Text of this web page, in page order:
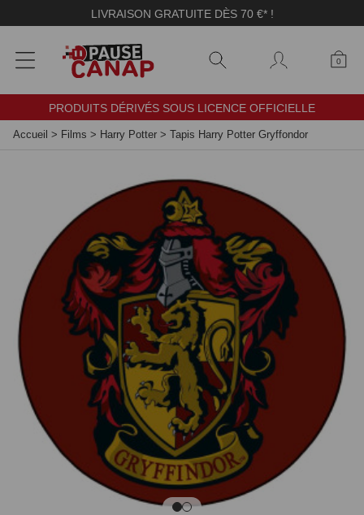
LIVRAISON GRATUITE DÈS 70 €* !
0
PRODUITS DÉRIVÉS SOUS LICENCE OFFICIELLE
Accueil > Films > Harry Potter > Tapis Harry Potter Gryffondor
Panneau de gestion des cookies